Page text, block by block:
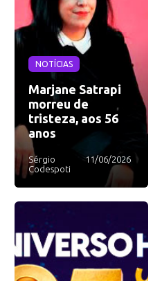
NOTÍCIAS
Marjane Satrapi
morreu de
tristeza, aos 56
anos
Sérgio
Codespoti
11/06/2026